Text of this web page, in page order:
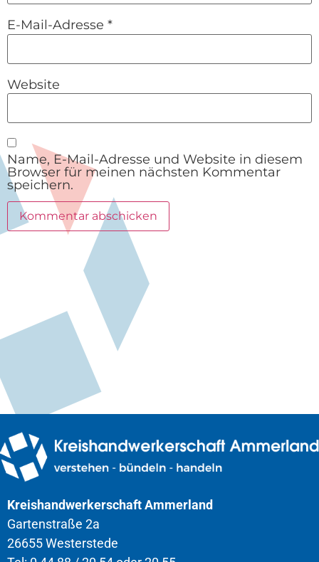
E-Mail-Adresse *
Website
Name, E-Mail-Adresse und Website in diesem
Browser für meinen nächsten Kommentar
speichern.
Kreishandwerkerschaft Ammerland
Gartenstraße 2a
26655 Westerstede